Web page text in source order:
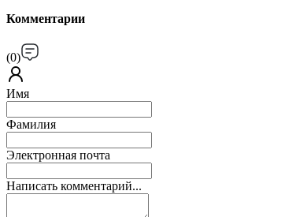
Комментарии
(0)
Имя
Фамилия
Электронная почта
Написать комментарий...